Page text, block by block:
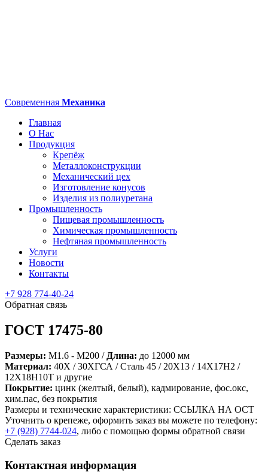
Современная Механика
Главная
О Нас
Продукция
Крепёж
Металлоконструкции
Механический цех
Изготовление конусов
Изделия из полиуретана
Промышленность
Пищевая промышленность
Химическая промышленность
Нефтяная промышленность
Услуги
Новости
Контакты
+7 928 774-40-24
Обратная связь
ГОСТ 17475-80
Размеры: М1.6 - М200 / Длина: до 12000 мм
Материал: 40Х / 30ХГСА / Сталь 45 / 20Х13 / 14Х17Н2 /
12Х18Н10Т и другие
Покрытие: цинк (желтый, белый), кадмирование, фос.окс,
хим.пас, без покрытия
Размеры и технические характеристики: ССЫЛКА НА ОСТ
Уточнить о крепеже, оформить заказ вы можете по телефону:
+7 (928) 7744-024, либо с помощью формы обратной связи
Сделать заказ
Контактная информация